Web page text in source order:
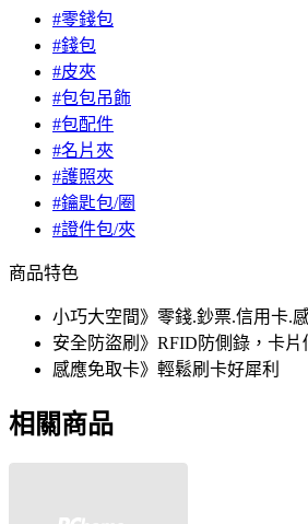
#零錢包
#錢包
#皮夾
#包包吊飾
#包配件
#名片夾
#護照夾
#鑰匙包/圈
#證件包/夾
商品特色
小巧大空間》零錢.鈔票.信用卡.
安全防盜刷》RFID防側錄，卡片
感應免取卡》輕鬆刷卡好犀利
相關商品